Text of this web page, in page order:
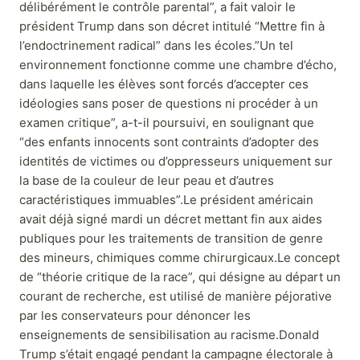
délibérément le contrôle parental”, a fait valoir le
président Trump dans son décret intitulé “Mettre fin à
l’endoctrinement radical” dans les écoles.”Un tel
environnement fonctionne comme une chambre d’écho,
dans laquelle les élèves sont forcés d’accepter ces
idéologies sans poser de questions ni procéder à un
examen critique”, a-t-il poursuivi, en soulignant que
“des enfants innocents sont contraints d’adopter des
identités de victimes ou d’oppresseurs uniquement sur
la base de la couleur de leur peau et d’autres
caractéristiques immuables”.Le président américain
avait déjà signé mardi un décret mettant fin aux aides
publiques pour les traitements de transition de genre
des mineurs, chimiques comme chirurgicaux.Le concept
de “théorie critique de la race”, qui désigne au départ un
courant de recherche, est utilisé de manière péjorative
par les conservateurs pour dénoncer les
enseignements de sensibilisation au racisme.Donald
Trump s’était engagé pendant la campagne électorale à